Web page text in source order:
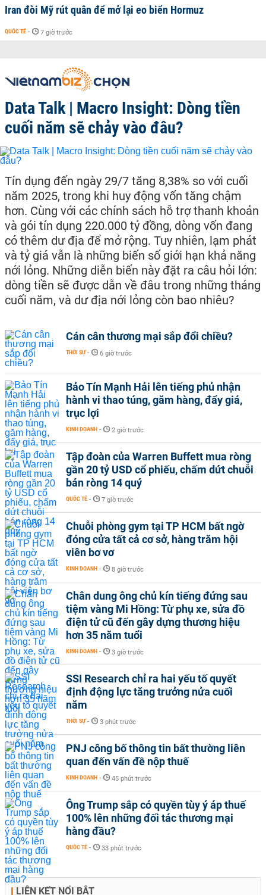
Iran đòi Mỹ rút quân để mở lại eo biển Hormuz
QUỐC TẾ - 7 giờ trước
Data Talk | Macro Insight: Dòng tiền
cuối năm sẽ chảy vào đâu?
Tín dụng đến ngày 29/7 tăng 8,38% so với cuối
năm 2025, trong khi huy động vốn tăng chậm
hơn. Cùng với các chính sách hỗ trợ thanh khoản
và gói tín dụng 220.000 tỷ đồng, dòng vốn đang
có thêm dư địa để mở rộng. Tuy nhiên, lạm phát
và tỷ giá vẫn là những biến số giới hạn khả năng
nới lỏng. Những diễn biến này đặt ra câu hỏi lớn:
dòng tiền sẽ được dẫn về đâu trong những tháng
cuối năm, và dư địa nới lỏng còn bao nhiêu?
Cán cân thương mại sắp đổi chiều?
THỜI SỰ - 6 giờ trước
Bảo Tín Mạnh Hải lên tiếng phủ nhận
hành vi thao túng, găm hàng, đẩy giá,
trục lợi
KINH DOANH - 2 giờ trước
Tập đoàn của Warren Buffett mua ròng
gần 20 tỷ USD cổ phiếu, chấm dứt chuỗi
bán ròng 14 quý
QUỐC TẾ - 7 giờ trước
Chuỗi phòng gym tại TP HCM bất ngờ
đóng cửa tất cả cơ sở, hàng trăm hội
viên bơ vơ
KINH DOANH - 8 giờ trước
Chân dung ông chủ kín tiếng đứng sau
tiệm vàng Mi Hồng: Từ phụ xe, sửa đồ
điện tử cũ đến gây dựng thương hiệu
hơn 35 năm tuổi
KINH DOANH - 3 giờ trước
SSI Research chỉ ra hai yếu tố quyết
định động lực tăng trưởng nửa cuối
năm
THỜI SỰ - 3 phút trước
PNJ công bố thông tin bất thường liên
quan đến vấn đề nộp thuế
KINH DOANH - 45 phút trước
Ông Trump sắp có quyền tùy ý áp thuế
100% lên những đối tác thương mại
hàng đầu?
QUỐC TẾ - 33 phút trước
LIÊN KẾT NỔI BẬT